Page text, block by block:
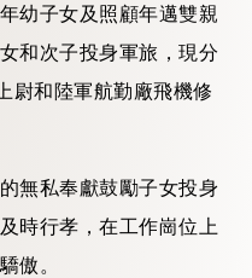
幼子女及照顧年邁雙親
和次子投身軍旅，現分
尉和陸軍航勤廠飛機修
無私奉獻鼓勵子女投身
時行孝，在工作崗位上
傲。